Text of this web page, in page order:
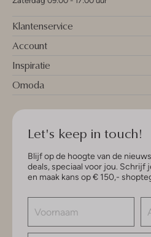
Klantenservice
Account
Inspiratie
Omoda
Let's keep in touch!
Blijf op de hoogte van de
deals, speciaal voor jou. Schrijf
en maak kans op € 150,-